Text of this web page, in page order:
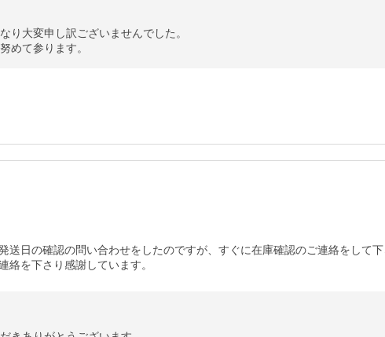
り大変申し訳ございませんでした。
めて参ります。
送日の確認の問い合わせをしたのですが、すぐに在庫確認のご連絡をして
絡を下さり感謝しています。